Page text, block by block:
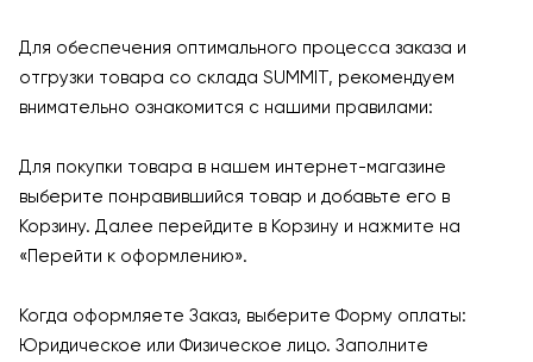
Для обеспечения оптимального процесса заказа и
отгрузки товара со склада SUMMIT, рекомендуем
внимательно ознакомится с нашими правилами:
Для покупки товара в нашем интернет-магазине
выберите понравившийся товар и добавьте его в
Корзину. Далее перейдите в Корзину и нажмите на
«Перейти к оформлению».
Когда оформляете Заказ, выберите Форму оплаты:
Юридическое или Физическое лицо. Заполните